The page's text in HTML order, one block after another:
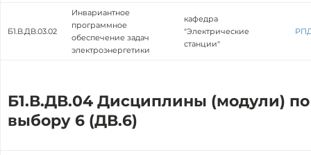
Б1.В.ДВ.03.02
Инвариантное
программное
обеспечение задач
электроэнергетики
кафедра
"Электрические
станции"
Б1.В.ДВ.04 Дисциплины (модули) по
выбору 6 (ДВ.6)